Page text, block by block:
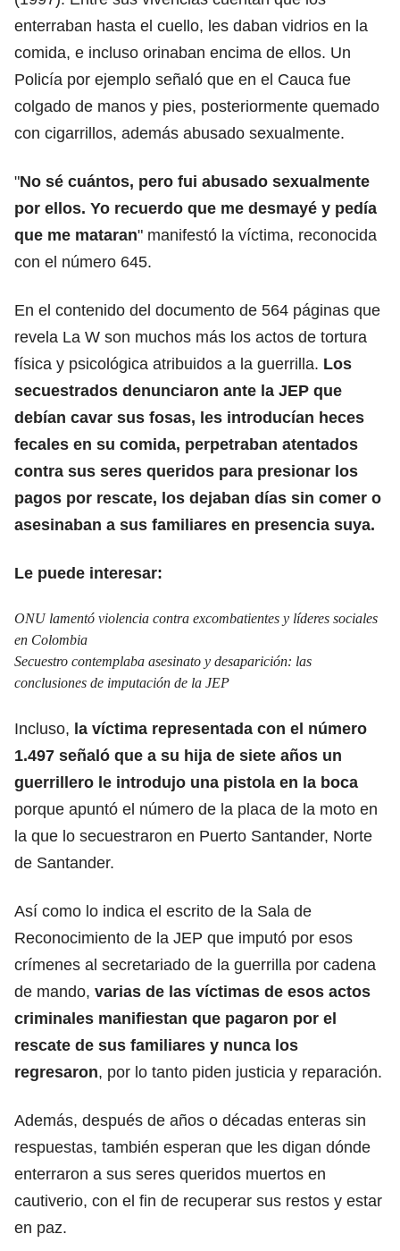
enterraban hasta el cuello, les daban vidrios en la
comida, e incluso orinaban encima de ellos. Un
Policía por ejemplo señaló que en el Cauca fue
colgado de manos y pies, posteriormente quemado
con cigarrillos, además abusado sexualmente.
"No sé cuántos, pero fui abusado sexualmente
por ellos. Yo recuerdo que me desmayé y pedía
que me mataran" manifestó la víctima, reconocida
con el número 645.
En el contenido del documento de 564 páginas que
revela La W son muchos más los actos de tortura
física y psicológica atribuidos a la guerrilla. Los
secuestrados denunciaron ante la JEP que
debían cavar sus fosas, les introducían heces
fecales en su comida, perpetraban atentados
contra sus seres queridos para presionar los
pagos por rescate, los dejaban días sin comer o
asesinaban a sus familiares en presencia suya.
Le puede interesar:
ONU lamentó violencia contra excombatientes y líderes sociales
en Colombia
Secuestro contemplaba asesinato y desaparición: las
conclusiones de imputación de la JEP
Incluso, la víctima representada con el número
1.497 señaló que a su hija de siete años un
guerrillero le introdujo una pistola en la boca
porque apuntó el número de la placa de la moto en
la que lo secuestraron en Puerto Santander, Norte
de Santander.
Así como lo indica el escrito de la Sala de
Reconocimiento de la JEP que imputó por esos
crímenes al secretariado de la guerrilla por cadena
de mando, varias de las víctimas de esos actos
criminales manifiestan que pagaron por el
rescate de sus familiares y nunca los
regresaron, por lo tanto piden justicia y reparación.
Además, después de años o décadas enteras sin
respuestas, también esperan que les digan dónde
enterraron a sus seres queridos muertos en
cautiverio, con el fin de recuperar sus restos y estar
en paz.